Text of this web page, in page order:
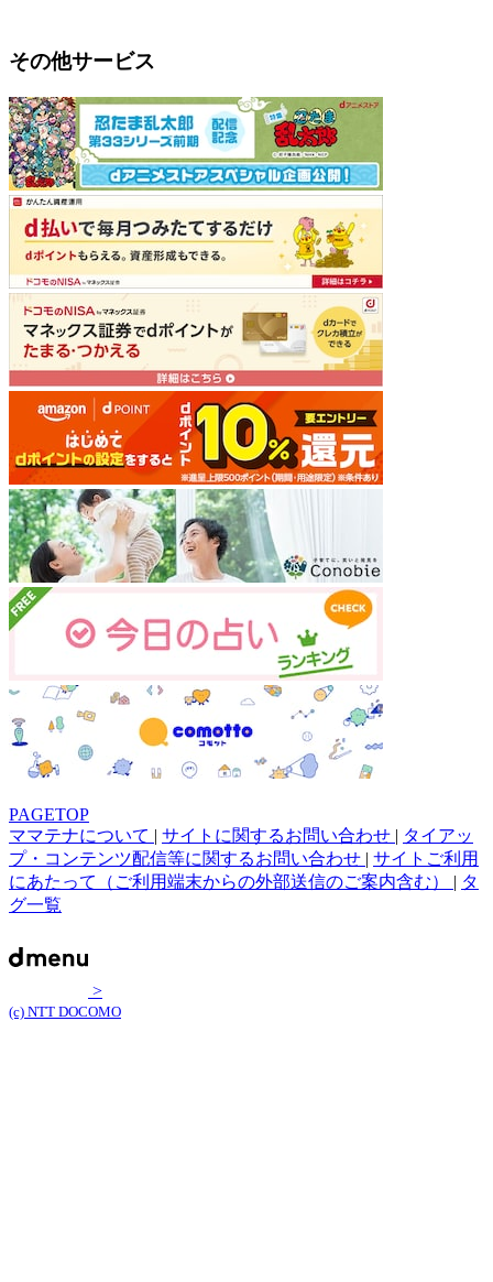
その他サービス
PAGETOP
ママテナについて | サイトに関するお問い合わせ | タイアッ
プ・コンテンツ配信等に関するお問い合わせ | サイトご利用
にあたって（ご利用端末からの外部送信のご案内含む） | タ
グ一覧
>
(c) NTT DOCOMO